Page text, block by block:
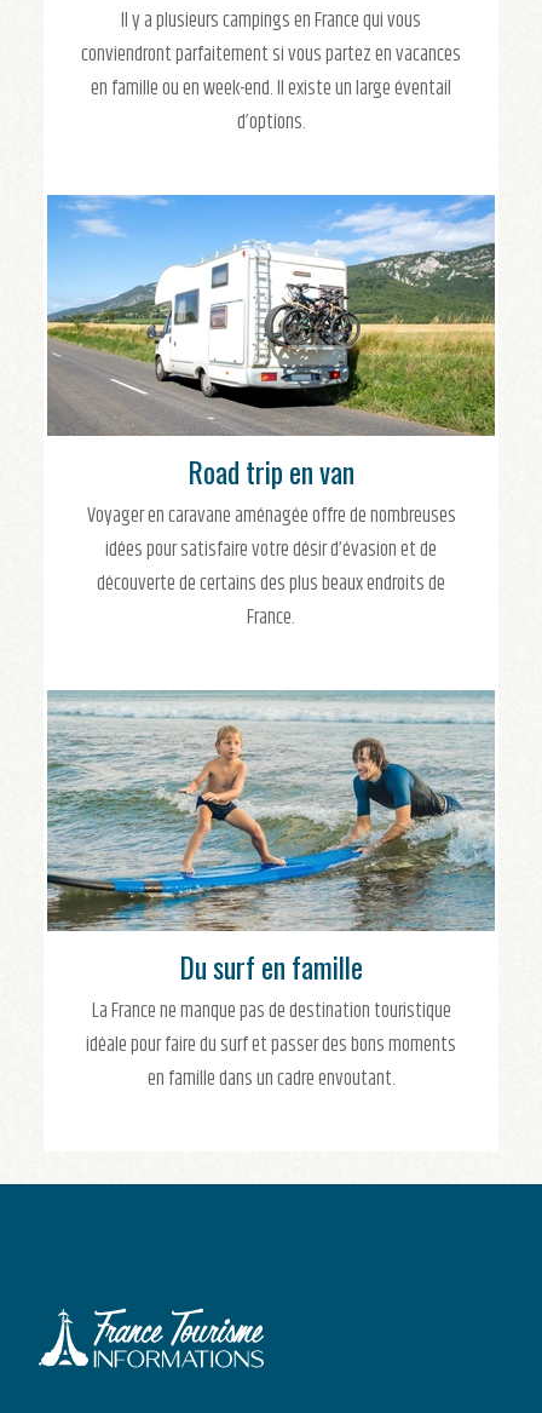
Il y a plusieurs campings en France qui vous
conviendront parfaitement si vous partez en vacances
en famille ou en week-end. Il existe un large éventail
d’options.
Road trip en van
Voyager en caravane aménagée offre de nombreuses
idées pour satisfaire votre désir d’évasion et de
découverte de certains des plus beaux endroits de
France.
Du surf en famille
La France ne manque pas de destination touristique
idéale pour faire du surf et passer des bons moments
en famille dans un cadre envoutant.